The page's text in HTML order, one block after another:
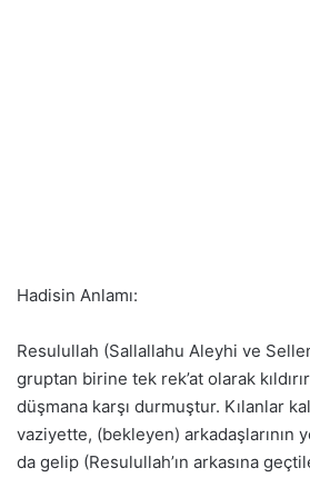
Hadisin Anlamı:
Resulullah (Sallallahu Aleyhi ve
gruptan birine tek rek’at olarak
düşmana karşı durmuştur. Kılanlar
vaziyette, (bekleyen) arkadaşlarının
da gelip (Resulullah’ın arkasına